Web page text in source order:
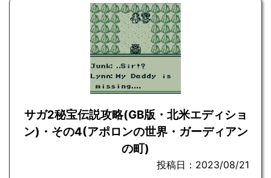
サガ2秘宝伝説攻略(GB版・北米エディショ
ン)・その4(アポロンの世界・ガーディアン
の町)
投稿日：2023/08/21